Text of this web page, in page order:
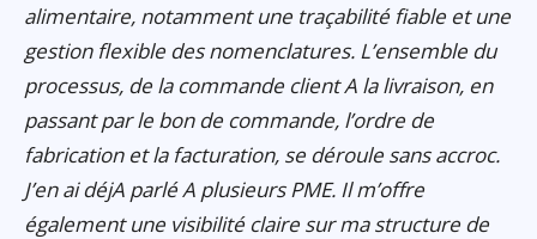
alimentaire, notamment une traçabilité fiable et une
gestion flexible des nomenclatures. L’ensemble du
processus, de la commande client A la livraison, en
passant par le bon de commande, l’ordre de
fabrication et la facturation, se déroule sans accroc.
J’en ai déjA parlé A plusieurs PME. Il m’offre
également une visibilité claire sur ma structure de